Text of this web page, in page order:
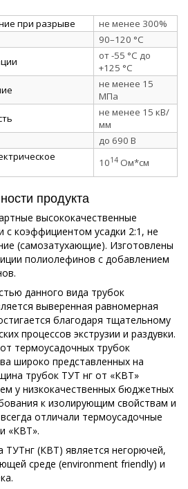
при разрыве
не менее 300%
90–120 °C
от -55 °C до
+125 °C
не менее 15
МПа
не менее 15 кВ/
мм
до 690 В
1014 Ом*см
продукта
высококачественные
с коэффициентом усадки 2:1, не
(самозатухающие). Изготовлены
полиолефинов с добавлением
данного вида трубок
выверенная равномерная
благодаря тщательному
процессов экструзии и раздувки.
термоусадочных трубок
широко представленных на
трубок ТУТ нг от «КВТ»
у низкокачественных бюджетных
к изолирующим свойствам и
отличали термоусадочные
«КВТ».
ТУТнг (КВТ) является негорючей,
среде (environment friendly) и